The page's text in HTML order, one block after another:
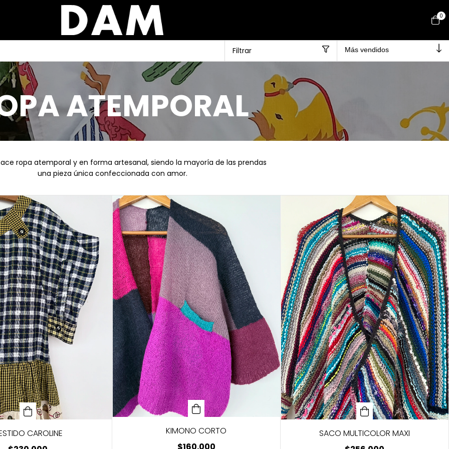
0
Filtrar
Inicio > ROPA ATEMPORAL
ATEMPORAL
ropa atemporal y en forma artesanal, siendo la mayoría de las prendas
una pieza única confeccionada con amor.
CAROLINE
KIMONO CORTO
$160.000
SACO MULTICOLOR MAXI